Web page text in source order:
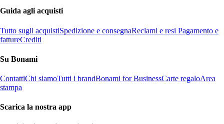
Guida agli acquisti
Tutto sugli acquistiSpedizione e consegnaReclami e resi Pagamento e
fattureCrediti
Su Bonami
ContattiChi siamoTutti i brandBonami for BusinessCarte regaloArea
stampa
Scarica la nostra app